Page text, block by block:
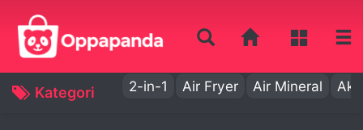
Kategori 2-in-1 Air Fryer Air Mineral Aki